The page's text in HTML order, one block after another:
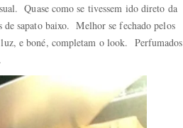
Quase como se tivessem ido direto da
de sapato baixo. Melhor se fechado pelos
e boné, completam o look. Perfumados